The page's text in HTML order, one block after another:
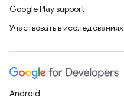
Google Play support
Участвовать в исследованиях
Android